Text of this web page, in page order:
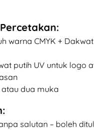
warna CMYK +
putih UV untuk logo
atau dua muka
salutan – boleh